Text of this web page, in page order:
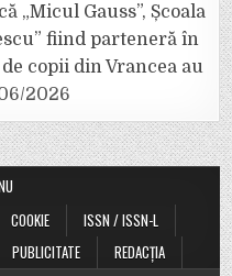
„Micul Gauss”, Școala
fiind parteneră în
copii din Vrancea au
2026
COOKIE
ISSN / ISSN-L
PUBLICITATE REDACȚIA